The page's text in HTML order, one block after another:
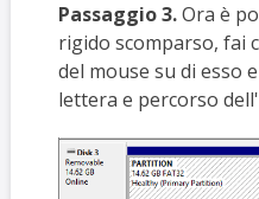
Passaggio 3.Ora è
rigido scomparso, fai
del mouse su di esso
lettera e percorso